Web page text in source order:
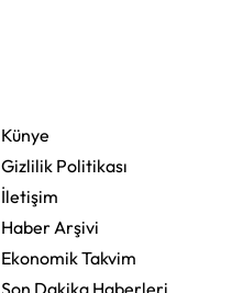
Künye
Gizlilik Politikası
İletişim
Haber Arşivi
Ekonomik Takvim
Son Dakika Haberleri